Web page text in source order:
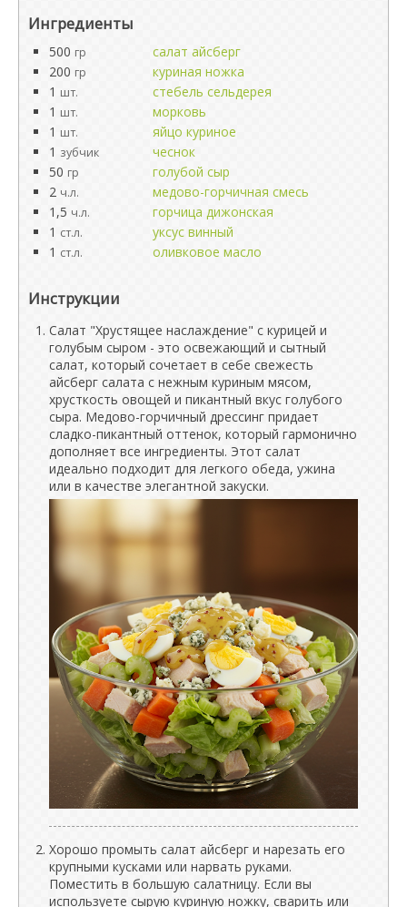
Ингредиенты
500 гр
салат айсберг
200 гр
куриная ножка
1 шт.
стебель сельдерея
1 шт.
морковь
1 шт.
яйцо куриное
1 зубчик
чеснок
50 гр
голубой сыр
2 ч.л.
медово-горчичная смесь
1,5 ч.л.
горчица дижонская
1 ст.л.
уксус винный
1 ст.л. оливковое масло
Инструкции
Салат "Хрустящее наслаждение" с курицей и
голубым сыром - это освежающий и сытный
салат, который сочетает в себе свежесть
айсберг салата с нежным куриным мясом,
хрусткость овощей и пикантный вкус голубого
сыра. Медово-горчичный дрессинг придает
сладко-пикантный оттенок, который гармонично
дополняет все ингредиенты. Этот салат
идеально подходит для легкого обеда, ужина
или в качестве элегантной закуски.
Хорошо промыть салат айсберг и нарезать его
крупными кусками или нарвать руками.
Поместить в большую салатницу. Если вы
используете сырую куриную ножку, сварить или